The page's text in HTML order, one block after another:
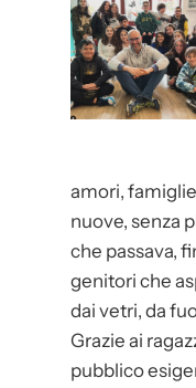
amori,
nuove, senza
che passava,
genitori che
dai vetri, da
Grazie ai
pubblico